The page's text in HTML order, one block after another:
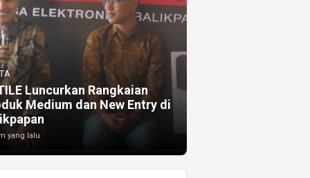
Luncurkan Rangkaian
Medium dan New Entry di
yang lalu